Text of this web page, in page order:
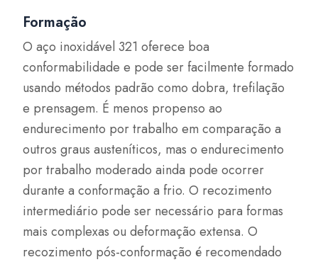
Formação
O aço inoxidável 321 oferece boa
conformabilidade e pode ser facilmente formado
usando métodos padrão como dobra, trefilação
e prensagem. É menos propenso ao
endurecimento por trabalho em comparação a
outros graus austeníticos, mas o endurecimento
por trabalho moderado ainda pode ocorrer
durante a conformação a frio. O recozimento
intermediário pode ser necessário para formas
mais complexas ou deformação extensa. O
recozimento pós-conformação é recomendado